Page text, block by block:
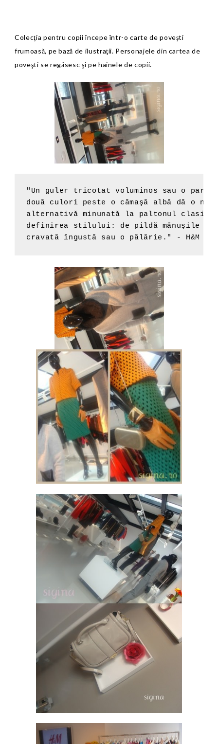
Colecţia pentru copii începe într-o carte de poveşti
frumoasă, pe bază de ilustraţii. Personajele din cartea de
poveşti se regăsesc şi pe hainele de copii.
"Un guler tricotat voluminos sau o
două culori peste o cămaşă albă dă o
alternativă minunată la paltonul
definirea stilului: de pildă mănuşile
cravată îngustă sau o pălărie." - H&M